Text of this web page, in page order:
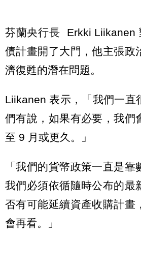
芬蘭央行長 Erkki Liikanen
債計畫開了大門，他主張政
濟復甦的潛在問題。
Liikanen 表示，「我們一直
們有說，如果有必要，我們
至 9 月或更久。」
「我們的貨幣政策一直是靠
我們必須依循隨時公布的最
否有可能延續資產收購計畫
會再看。」